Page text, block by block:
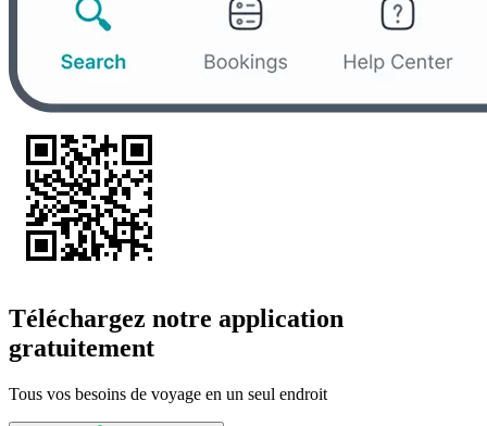
Téléchargez notre application
gratuitement
Tous vos besoins de voyage en un seul endroit